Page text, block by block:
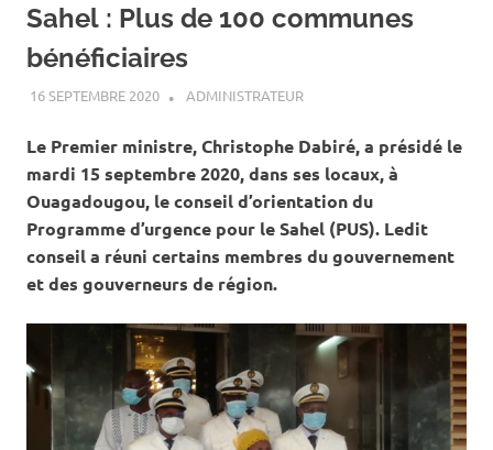
Sahel : Plus de 100 communes
bénéficiaires
16 SEPTEMBRE 2020 ADMINISTRATEURACTUALITÉ
Le Premier ministre, Christophe Dabiré, a présidé le
mardi 15 septembre 2020, dans ses locaux, à
Ouagadougou, le conseil d’orientation du
Programme d’urgence pour le Sahel (PUS). Ledit
conseil a réuni certains membres du gouvernement
et des gouverneurs de région.